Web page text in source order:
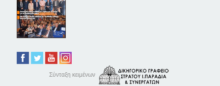
Σύνταξη κειμένων